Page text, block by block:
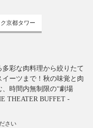
京都タワー
彩な肉料理から絞りたて
イーツまで！秋の味覚と肉
時間内無制限の“劇場
THEATER BUFFET -
さい